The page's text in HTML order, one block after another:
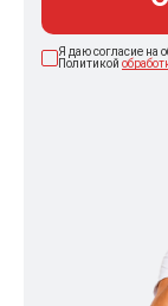
Я даю согласие на
Политикой